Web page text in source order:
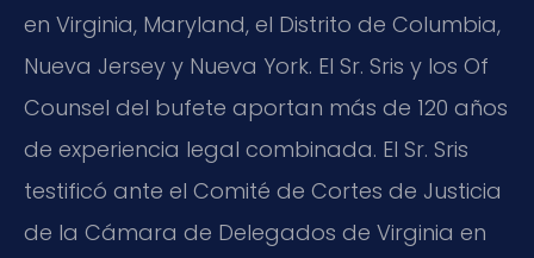
en Virginia, Maryland, el Distrito de Columbia,
Nueva Jersey y Nueva York. El Sr. Sris y los Of
Counsel del bufete aportan más de 120 años
de experiencia legal combinada. El Sr. Sris
testificó ante el Comité de Cortes de Justicia
de la Cámara de Delegados de Virginia en